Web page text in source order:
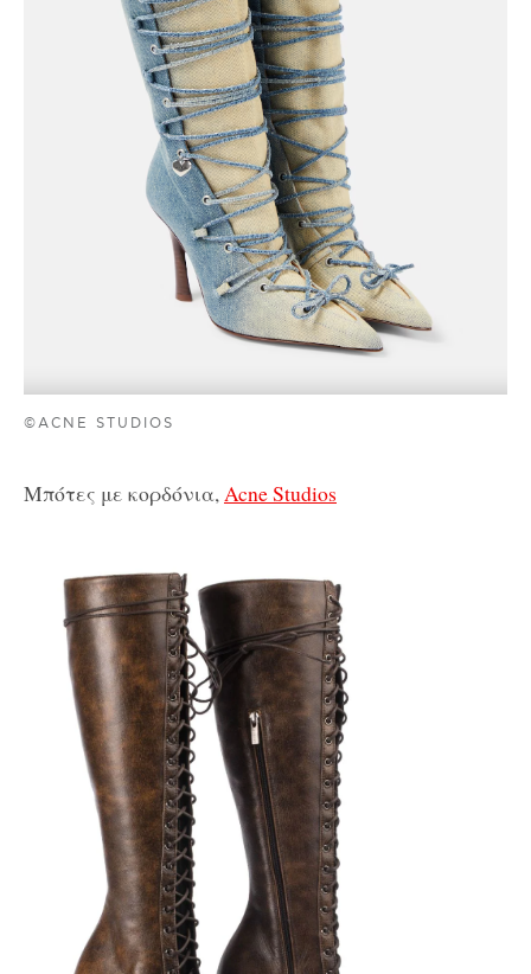
©ACNE STUDIOS
Μπότες με κορδόνια,Acne Studios